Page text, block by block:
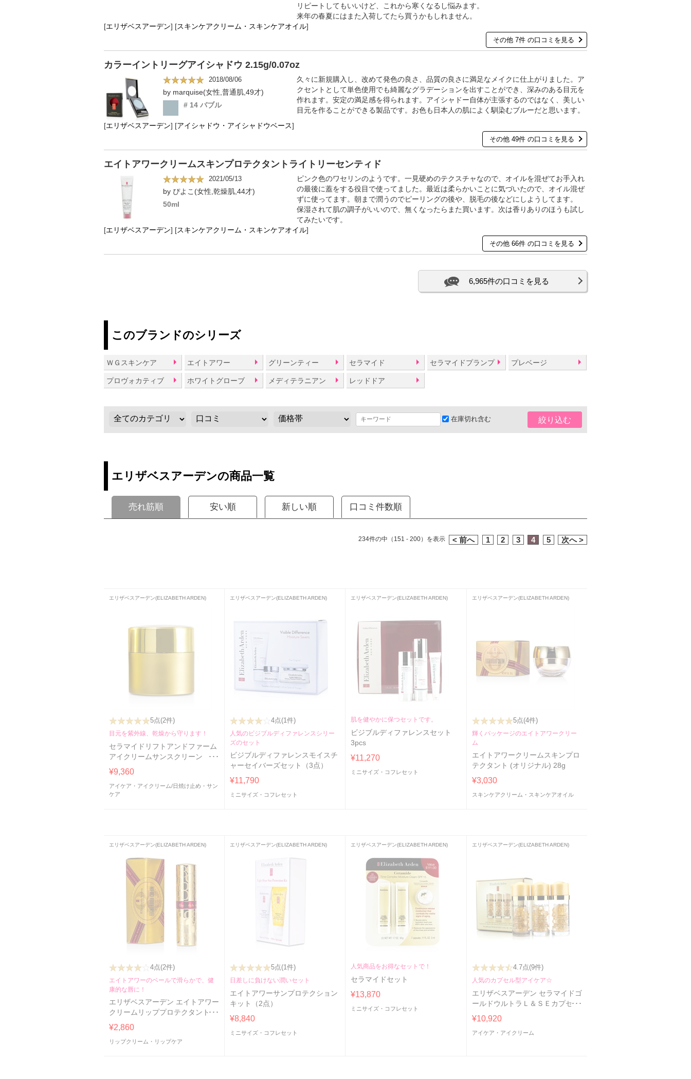
リピートしてもいいけど、これから寒くなるし悩みます。
来年の春夏にはまた入荷してたら買うかもしれません。
[エリザベスアーデン] [スキンケアクリーム・スキンケアオイル]
その他 7件 の口コミを見る
カラーイントリーグアイシャドウ 2.15g/0.07oz
2018/08/06
by marquise(女性,普通肌,49才)
# 14 バブル
久々に新規購入し、改めて発色の良さ、品質の良さに満足なメイクに仕上がりました。ア
クセントとして単色使用でも綺麗なグラデーションを出すことができ、深みのある目元を
作れます。安定の満足感を得られます。アイシャドー自体が主張するのではなく、美しい
目元を作ることができる製品です。お色も日本人の肌によく馴染むブルーだと思います。
[エリザベスアーデン] [アイシャドウ・アイシャドウベース]
その他 49件 の口コミを見る
エイトアワークリームスキンプロテクタントライトリーセンティド
2021/05/13
by ぴよこ(女性,乾燥肌,44才)
50ml
ピンク色のワセリンのようです。一見硬めのテクスチャなので、オイルを混ぜてお手入れ
の最後に蓋をする役目で使ってました。最近は柔らかいことに気づいたので、オイル混ぜ
ずに使ってます。朝まで潤うのでピーリングの後や、脱毛の後などにしようしてます。
保湿されて肌の調子がいいので、無くなったらまた買います。次は香りありのほうも試し
てみたいです。
[エリザベスアーデン] [スキンケアクリーム・スキンケアオイル]
その他 66件 の口コミを見る
6,965件の口コミを見る
このブランドのシリーズ
ＷＧスキンケア エイトアワー グリーンティー セラマイド セラマイドプランプ プレベージ
プロヴォカティブ ホワイトグローブ メディテラニアン レッドドア
在庫切れ含む 絞り込む
エリザベスアーデンの商品一覧
売れ筋順 安い順 新しい順 口コミ件数順
< 前へ 1 2 3 4 5 次へ >
234件の中（151 - 200）を表示
エリザベスアーデン(ELIZABETH ARDEN)
5点(2件)
目元を紫外線、乾燥から守ります！
セラマイドリフトアンドファーム
アイクリームサンスクリーン
SPF15
¥9,360
アイケア・アイクリーム/日焼け止め・サン
ケア
エリザベスアーデン(ELIZABETH ARDEN)
4点(1件)
人気のビジブルディファレンスシリー
ズのセット
ビジブルディファレンスモイスチ
ャーセイバーズセット（3点）
¥11,790
ミニサイズ・コフレセット
エリザベスアーデン(ELIZABETH ARDEN)
肌を健やかに保つセットです。
ビジブルディファレンスセット
3pcs
¥11,270
ミニサイズ・コフレセット
エリザベスアーデン(ELIZABETH ARDEN)
5点(4件)
輝くパッケージのエイトアワークリー
ム
エイトアワークリームスキンプロ
テクタント (オリジナル) 28g
¥3,030
スキンケアクリーム・スキンケアオイル
エリザベスアーデン(ELIZABETH ARDEN)
4点(2件)
エイトアワーのベールで滑らかで、健
康的な唇に！
エリザベスアーデン エイトアワー
クリームリッププロテクタントス
ティックSPF15 3.7g(ザ・オリジ
ナル ）
¥2,860
リップクリーム・リップケア
エリザベスアーデン(ELIZABETH ARDEN)
5点(1件)
日差しに負けない潤いセット
エイトアワーサンプロテクション
キット（2点）
¥8,840
ミニサイズ・コフレセット
エリザベスアーデン(ELIZABETH ARDEN)
人気商品をお得なセットで！
セラマイドセット
¥13,870
ミニサイズ・コフレセット
エリザベスアーデン(ELIZABETH ARDEN)
4.7点(9件)
人気のカプセル型アイケア☆
エリザベスアーデン セラマイドゴ
ールドウルトラＬ＆ＳＥカプセル
ズ30Capsules ×3
¥10,920
アイケア・アイクリーム